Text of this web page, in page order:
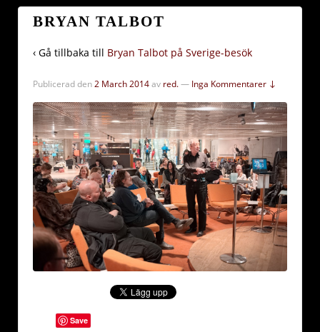
BRYAN TALBOT
‹ Gå tillbaka till Bryan Talbot på Sverige-besök
Publicerad den2 March 2014av red.— Inga Kommentarer ↓
Save